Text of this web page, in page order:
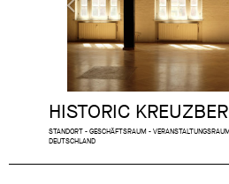
STANDORT - GESCHÄFTSRAUM -
DEUTSCHLAND